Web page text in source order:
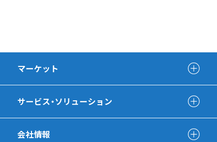
マーケット
サービス・ソリューション
会社情報